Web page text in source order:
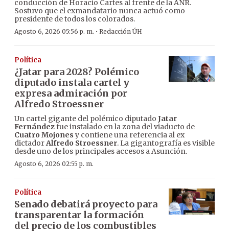
conducción de Horacio Cartes al frente de la ANR.
Sostuvo que el exmandatario nunca actuó como
presidente de todos los colorados.
Agosto 6, 2026 05:56 p. m. · Redacción ÚH
Política
¿Jatar para 2028? Polémico
diputado instala cartel y
expresa admiración por
Alfredo Stroessner
Un cartel gigante del polémico diputado Jatar
Fernándezfue instalado en la zona del viaducto de
Cuatro Mojones y contiene una referencia al ex
dictadorAlfredo Stroessner. La gigantografía es visible
desde uno de los principales accesos a Asunción.
Agosto 6, 2026 02:55 p. m.
Política
Senado debatirá proyecto para
transparentar la formación
del precio de los combustibles